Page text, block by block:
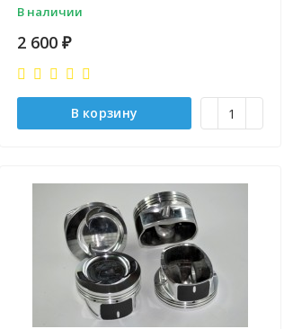
В наличии
2 600 ₽
В корзину